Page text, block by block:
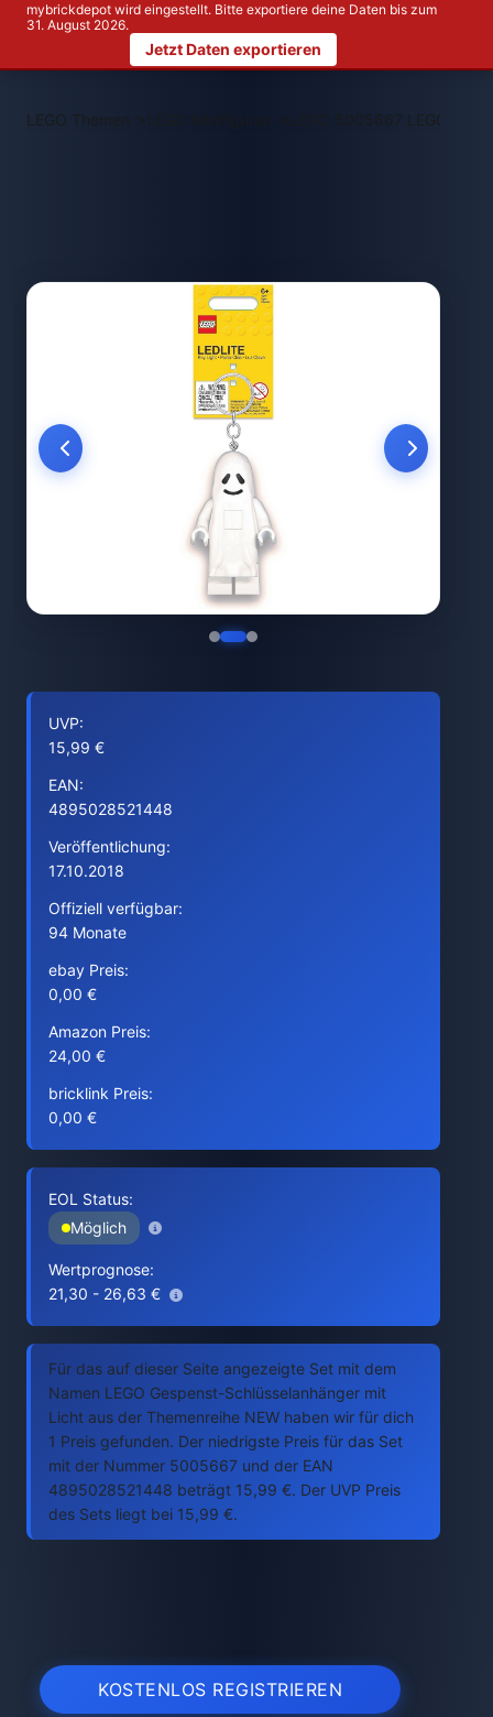
mybrickdepot wird eingestellt. Bitte exportiere deine Daten bis zum
31. August 2026.
Jetzt Daten exportieren
LEGO Themen > LEGO 5005667 LEGO
UVP:
15,99 €
EAN:
4895028521448
Veröffentlichung:
17.10.2018
Offiziell verfügbar:
94 Monate
ebay Preis:
0,00 €
Amazon Preis:
24,00 €
bricklink Preis:
0,00 €
EOL Status:
Möglich
Wertprognose:
21,30 - 26,63 €
Für das auf dieser Seite angezeigte Set mit dem
Namen LEGO Gespenst-Schlüsselanhänger mit
Licht aus der Themenreihe NEW haben wir für dich
1 Preis gefunden. Der niedrigste Preis für das Set
mit der Nummer 5005667 und der EAN
4895028521448 beträgt 15,99 €. Der UVP Preis
des Sets liegt bei 15,99 €.
KOSTENLOS REGISTRIEREN